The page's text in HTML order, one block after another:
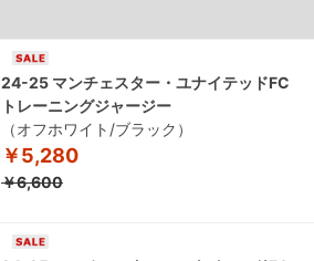
24-25 マンチェスター・ユナイテッドFC
トレーニングジャージー
（オフホワイト/ブラック）
￥5,280
￥6,600